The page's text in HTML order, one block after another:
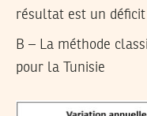
résultat est un
B – La méthode
pour la Tunisie